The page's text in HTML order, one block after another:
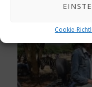
Cookie-